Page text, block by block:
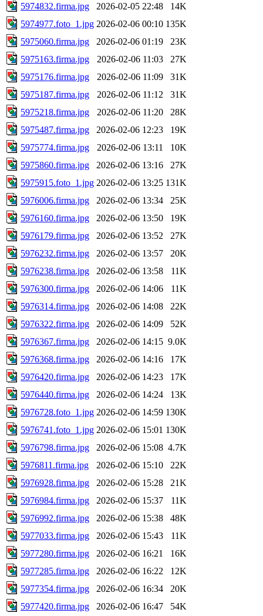
5974832.firma.jpg
2026-02-05 22:48
14K
5974977.foto_1.jpg 2026-02-06 00:10 135K
5975060.firma.jpg
2026-02-06 01:19
23K
5975163.firma.jpg
2026-02-06 11:03
27K
5975176.firma.jpg
2026-02-06 11:09
31K
5975187.firma.jpg
2026-02-06 11:12
31K
5975218.firma.jpg
2026-02-06 11:20
28K
5975487.firma.jpg
2026-02-06 12:23
19K
5975774.firma.jpg
2026-02-06 13:11
10K
5975860.firma.jpg
2026-02-06 13:16
27K
5975915.foto_1.jpg 2026-02-06 13:25 131K
5976006.firma.jpg
2026-02-06 13:34
25K
5976160.firma.jpg
2026-02-06 13:50
19K
5976179.firma.jpg
2026-02-06 13:52
27K
5976232.firma.jpg
2026-02-06 13:57
20K
5976238.firma.jpg
2026-02-06 13:58
11K
5976300.firma.jpg
2026-02-06 14:06
11K
5976314.firma.jpg
2026-02-06 14:08
22K
5976322.firma.jpg
2026-02-06 14:09
52K
5976367.firma.jpg
2026-02-06 14:15 9.0K
5976368.firma.jpg
2026-02-06 14:16
17K
5976420.firma.jpg
2026-02-06 14:23
17K
5976440.firma.jpg
2026-02-06 14:24
13K
5976728.foto_1.jpg 2026-02-06 14:59 130K
5976741.foto_1.jpg 2026-02-06 15:01 130K
5976798.firma.jpg
2026-02-06 15:08 4.7K
5976811.firma.jpg
2026-02-06 15:10
22K
5976928.firma.jpg
2026-02-06 15:28
21K
5976984.firma.jpg
2026-02-06 15:37
11K
5976992.firma.jpg
2026-02-06 15:38
48K
5977033.firma.jpg
2026-02-06 15:43
11K
5977280.firma.jpg
2026-02-06 16:21
16K
5977285.firma.jpg
2026-02-06 16:22
12K
5977354.firma.jpg
2026-02-06 16:34
20K
5977420.firma.jpg
2026-02-06 16:47 54K